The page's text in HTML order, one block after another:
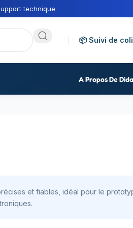
technique
📦 Suivi de
A Propos De
et fiables, idéal pour le